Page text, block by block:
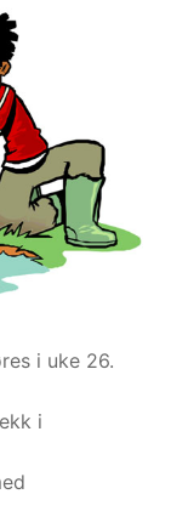
i uke 26.
i